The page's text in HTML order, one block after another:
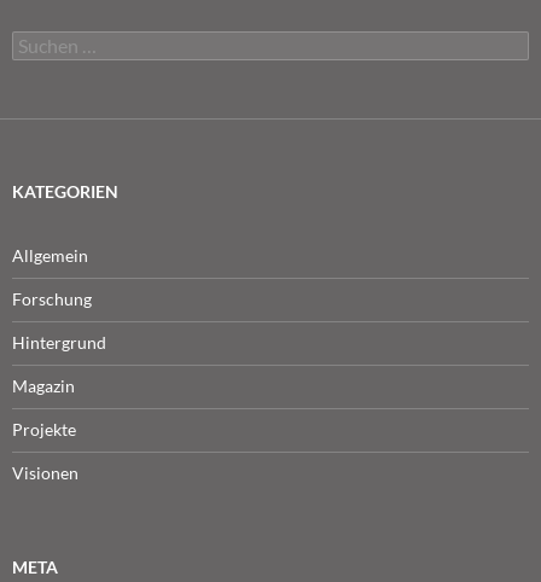
Suchen
nach:
KATEGORIEN
Allgemein
Forschung
Hintergrund
Magazin
Projekte
Visionen
META